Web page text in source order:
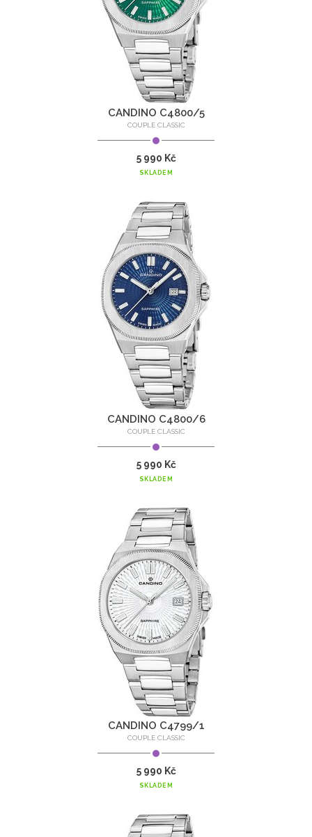
CANDINO C4800/5
COUPLE CLASSIC
5 990 Kč
SKLADEM
CANDINO C4800/6
COUPLE CLASSIC
5 990 Kč
SKLADEM
CANDINO C4799/1
COUPLE CLASSIC
5 990 Kč
SKLADEM